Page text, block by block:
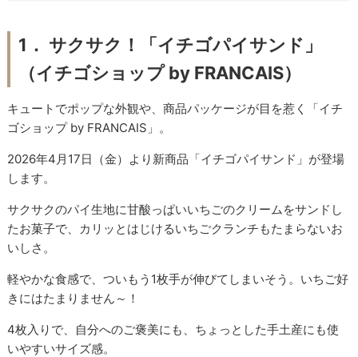
1． サクサク！「イチゴパイサンド」
（イチゴショップ by FRANCAIS）
キュートでポップな外観や、商品パッケージが目を惹く「イチ
ゴショップ by FRANCAIS」。
2026年4月17日（金）より新商品「イチゴパイサンド」が登場
します。
サクサクのパイ生地に甘酸っぱいいちごのクリームをサンドし
たお菓子で、カリッとはじけるいちごクランチもたまらないお
いしさ。
軽やかな食感で、ついもう1枚手が伸びてしまいそう。いちご好
きにはたまりません～！
4枚入りで、自分へのご褒美にも、ちょっとした手土産にも使
いやすいサイズ感。